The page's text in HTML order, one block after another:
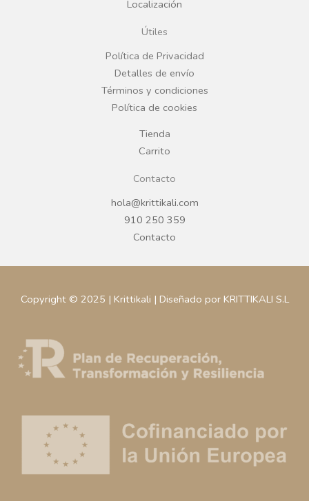
o
o
k
g
r
a
Localización
Útiles
Política de Privacidad
Detalles de envío
Términos y condiciones
Política de cookies
Tienda
Carrito
Contacto
hola@krittikali.com
910 250 359
Contacto
Copyright © 2025 | Krittikali | Diseñado por KRITTIKALI S.L